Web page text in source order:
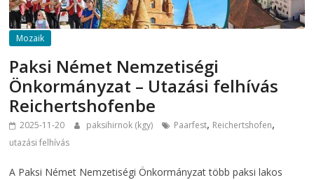
Mozaik
Paksi Német Nemzetiségi
Önkormányzat – Utazási felhívás
Reichertshofenbe
2025-11-20 paksihirnok (kgy) Paarfest, Reichertshofen,
utazási felhívás
A Paksi Német Nemzetiségi Önkormányzat több paksi lakos